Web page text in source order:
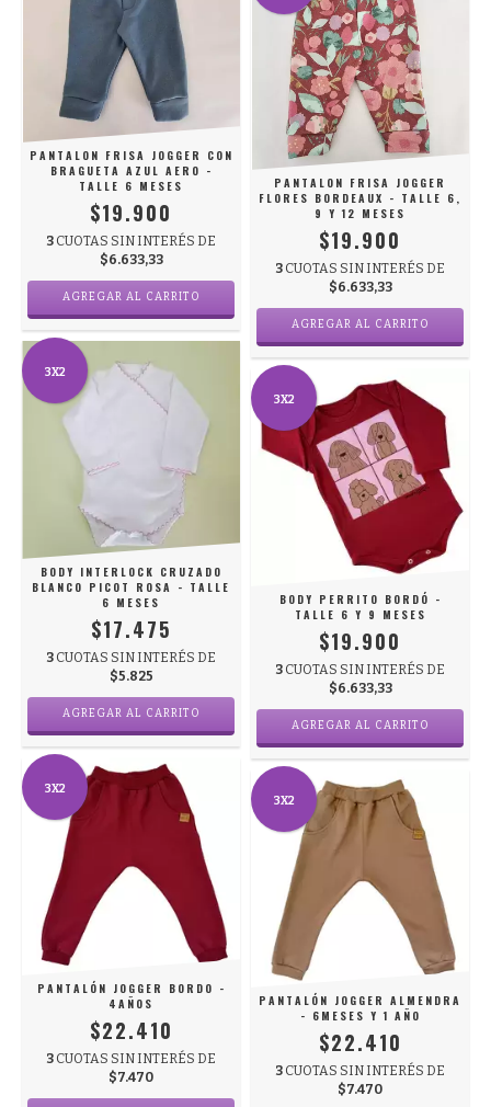
PANTALON FRISA JOGGER CON
BRAGUETA AZUL AERO -
TALLE 6 MESES
$19.900
3 CUOTAS SIN INTERÉS DE
$6.633,33
AGREGAR AL CARRITO
PANTALON FRISA JOGGER
FLORES BORDEAUX - TALLE 6,
9 Y 12 MESES
$19.900
3 CUOTAS SIN INTERÉS DE
$6.633,33
AGREGAR AL CARRITO
3X2
BODY INTERLOCK CRUZADO
BLANCO PICOT ROSA - TALLE
6 MESES
$17.475
3 CUOTAS SIN INTERÉS DE
$5.825
AGREGAR AL CARRITO
3X2
BODY PERRITO BORDÓ -
TALLE 6 Y 9 MESES
$19.900
3 CUOTAS SIN INTERÉS DE
$6.633,33
AGREGAR AL CARRITO
3X2
PANTALÓN JOGGER BORDO -
4AÑOS
$22.410
3 CUOTAS SIN INTERÉS DE
$7.470
3X2
PANTALÓN JOGGER ALMENDRA
- 6MESES Y 1 AÑO
$22.410
3 CUOTAS SIN INTERÉS DE
$7.470